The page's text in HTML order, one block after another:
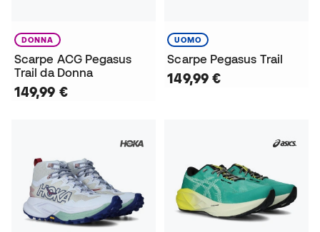
DONNA
Scarpe ACG Pegasus
Trail da Donna
149,99 €
UOMO
Scarpe Pegasus Trail
149,99 €